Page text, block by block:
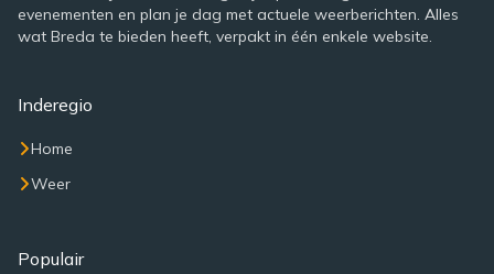
evenementen en plan je dag met actuele weerberichten. Alles
wat Breda te bieden heeft, verpakt in één enkele website.
Inderegio
Home
Weer
Populair